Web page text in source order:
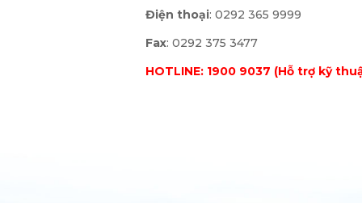
Điện thoại: 0292 365 9999
Fax: 0292 375 3477
HOTLINE: 1900 9037 (Hỗ trợ kỹ